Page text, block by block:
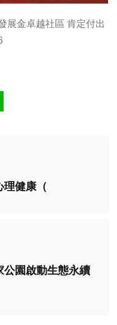
展金卓越社區 肯定付出
理健康（
公園啟動生態永續